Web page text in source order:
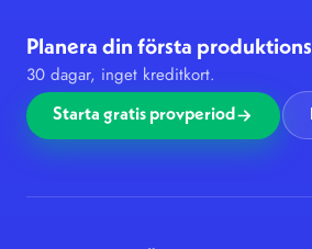
Planera din första
30 dagar, inget kreditkort.
Starta gratis provperiod